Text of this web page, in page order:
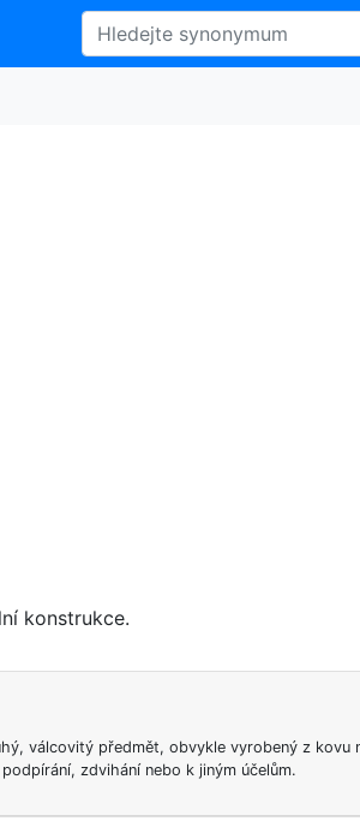
konstrukce.
válcovitý předmět, obvykle vyrobený z kovu
zdvihání nebo k jiným účelům.